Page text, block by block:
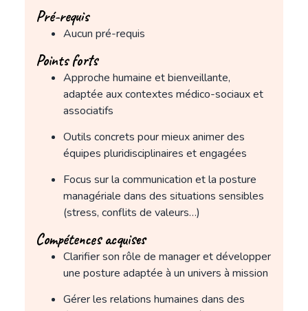
Pré-requis
Aucun pré-requis
Points forts
Approche humaine et bienveillante,
adaptée aux contextes médico-sociaux et
associatifs
Outils concrets pour mieux animer des
équipes pluridisciplinaires et engagées
Focus sur la communication et la posture
managériale dans des situations sensibles
(stress, conflits de valeurs…)
Compétences acquises
Clarifier son rôle de manager et développer
une posture adaptée à un univers à mission
Gérer les relations humaines dans des